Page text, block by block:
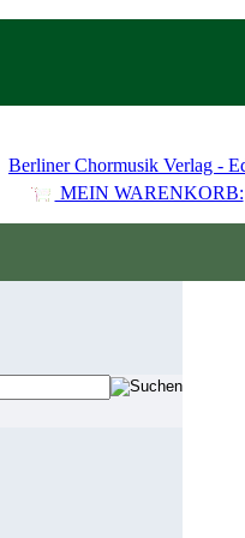
Berliner Chormusik Verlag -
MEIN WARENKORB: